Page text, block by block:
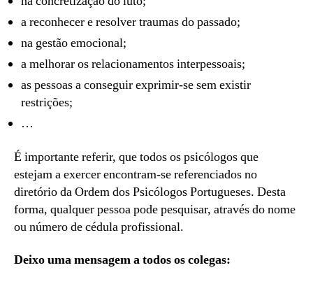
a reconhecer e resolver traumas do passado;
na gestão emocional;
a melhorar os relacionamentos interpessoais;
as pessoas a conseguir exprimir-se sem existir
restrições;
…
É importante referir, que todos os psicólogos que
estejam a exercer encontram-se referenciados no
diretório da Ordem dos Psicólogos Portugueses. Desta
forma, qualquer pessoa pode pesquisar, através do nome
ou número de cédula profissional.
Deixo uma mensagem a todos os colegas: